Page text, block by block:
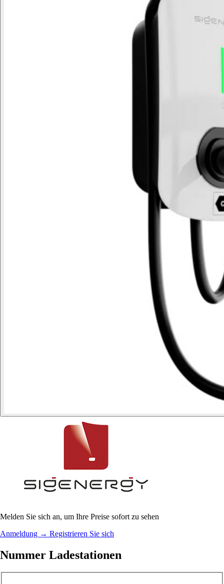
Melden Sie sich an, um Ihre Preise sofort zu sehen
Anmeldung → Registrieren Sie sich
Nummer Ladestationen